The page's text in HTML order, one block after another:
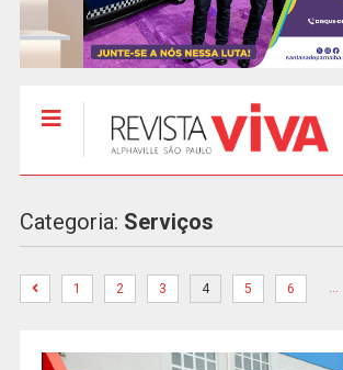
Categoria: Serviços
1 2 3 4 5 6 …